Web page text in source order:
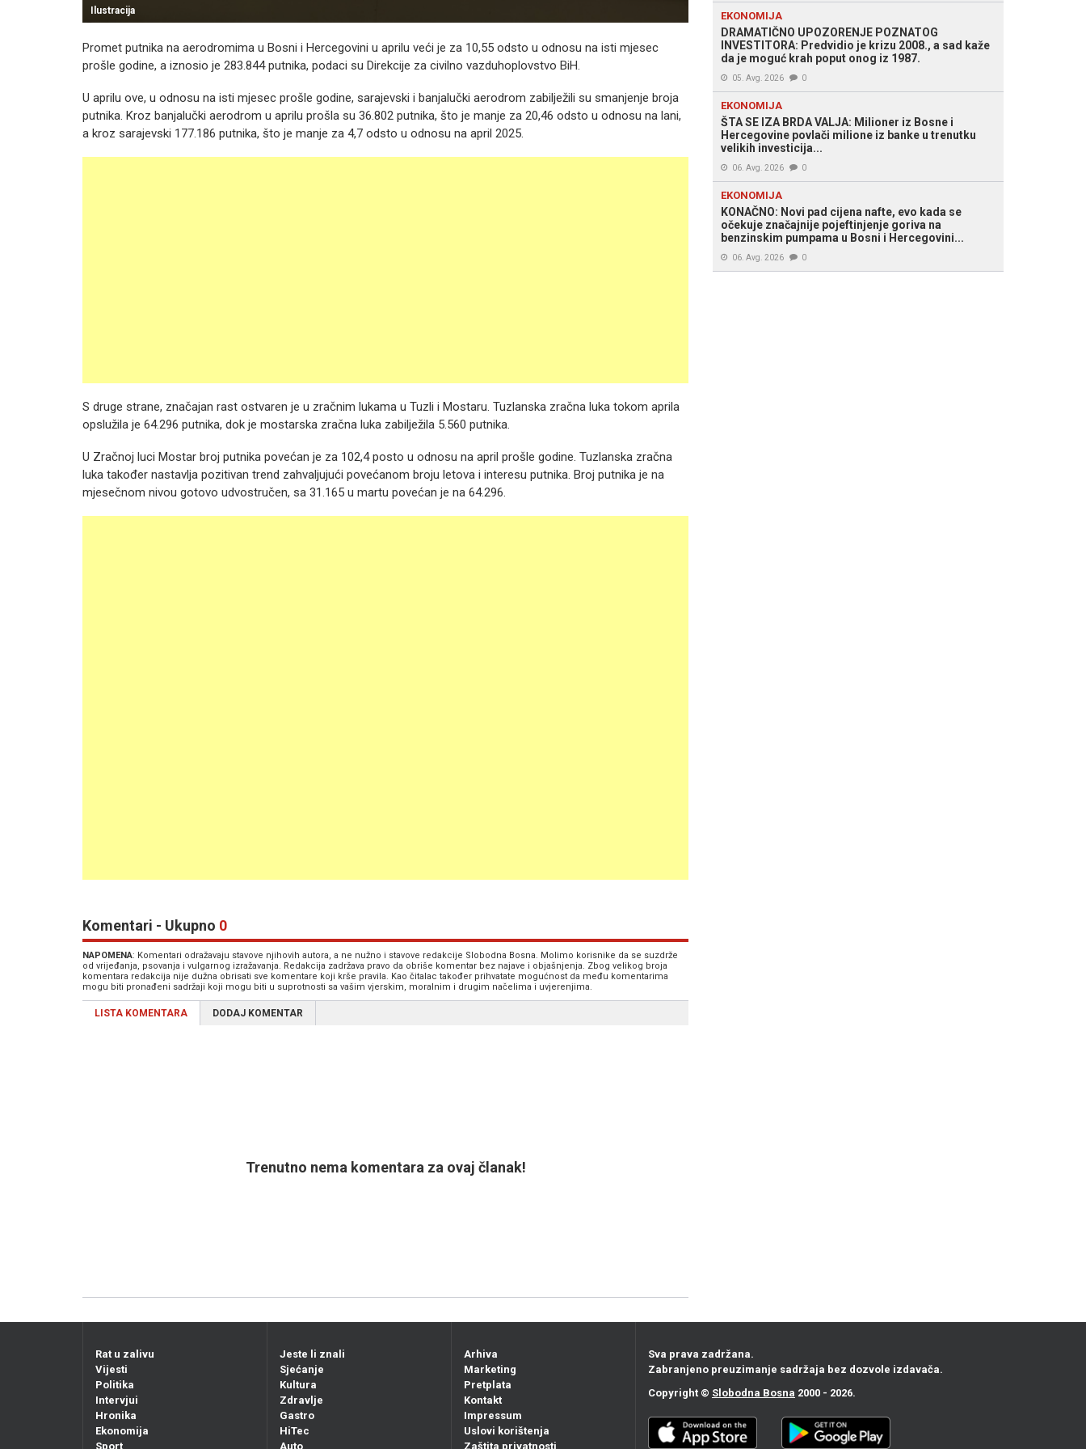
Ilustracija
Promet putnika na aerodromima u Bosni i Hercegovini u aprilu veći je za 10,55 odsto u odnosu na isti mjesec
prošle godine, a iznosio je 283.844 putnika, podaci su Direkcije za civilno vazduhoplovstvo BiH.
U aprilu ove, u odnosu na isti mjesec prošle godine, sarajevski i banjalučki aerodrom zabilježili su smanjenje broja
putnika. Kroz banjalučki aerodrom u aprilu prošla su 36.802 putnika, što je manje za 20,46 odsto u odnosu na lani,
a kroz sarajevski 177.186 putnika, što je manje za 4,7 odsto u odnosu na april 2025.
S druge strane, značajan rast ostvaren je u zračnim lukama u Tuzli i Mostaru. Tuzlanska zračna luka tokom aprila
opslužila je 64.296 putnika, dok je mostarska zračna luka zabilježila 5.560 putnika.
U Zračnoj luci Mostar broj putnika povećan je za 102,4 posto u odnosu na april prošle godine. Tuzlanska zračna
luka također nastavlja pozitivan trend zahvaljujući povećanom broju letova i interesu putnika. Broj putnika je na
mjesečnom nivou gotovo udvostručen, sa 31.165 u martu povećan je na 64.296.
Komentari - Ukupno 0
NAPOMENA: Komentari odražavaju stavove njihovih autora, a ne nužno i stavove redakcije Slobodna Bosna. Molimo korisnike da se suzdrže
od vrijeđanja, psovanja i vulgarnog izražavanja. Redakcija zadržava pravo da obriše komentar bez najave i objašnjenja. Zbog velikog broja
komentara redakcija nije dužna obrisati sve komentare koji krše pravila. Kao čitalac također prihvatate mogućnost da među komentarima
mogu biti pronađeni sadržaji koji mogu biti u suprotnosti sa vašim vjerskim, moralnim i drugim načelima i uvjerenjima.
LISTA KOMENTARA DODAJ KOMENTAR
Trenutno nema komentara za ovaj članak!
EKONOMIJA
DRAMATIČNO UPOZORENJE POZNATOG
INVESTITORA: Predvidio je krizu 2008., a sad kaže
da je moguć krah poput onog iz 1987.
05. Avg. 2026 0
EKONOMIJA
ŠTA SE IZA BRDA VALJA: Milioner iz Bosne i
Hercegovine povlači milione iz banke u trenutku
velikih investicija...
06. Avg. 2026 0
EKONOMIJA
KONAČNO: Novi pad cijena nafte, evo kada se
očekuje značajnije pojeftinjenje goriva na
benzinskim pumpama u Bosni i Hercegovini...
06. Avg. 2026 0
Rat u zalivu
Vijesti
Politika
Intervjui
Hronika
Ekonomija
Sport
Jeste li znali
Sjećanje
Kultura
Zdravlje
Gastro
HiTec
Auto
Arhiva
Marketing
Pretplata
Kontakt
Impressum
Uslovi korištenja
Zaštita privatnosti
Sva prava zadržana.
Zabranjeno preuzimanje sadržaja bez dozvole izdavača.
Copyright © Slobodna Bosna 2000 - 2026.